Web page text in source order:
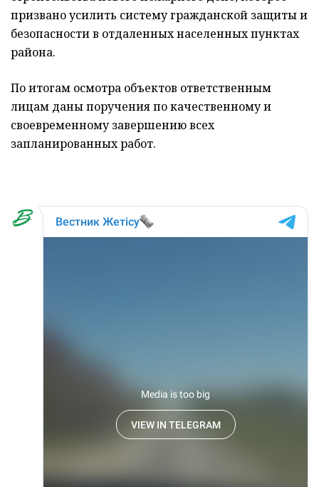
призвано усилить систему гражданской защиты и
безопасности в отдаленных населенных пунктах
района.
По итогам осмотра объектов ответственным
лицам даны поручения по качественному и
своевременному завершению всех
запланированных работ.